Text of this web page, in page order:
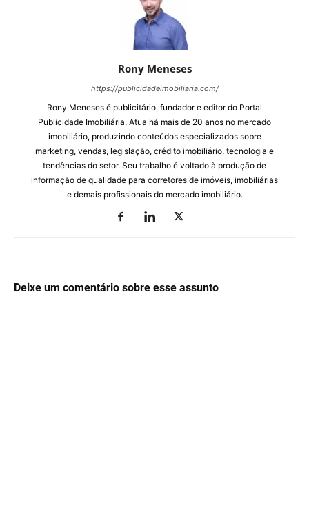
Rony Meneses
https://publicidadeimobiliaria.com/
Rony Meneses é publicitário, fundador e editor do Portal
Publicidade Imobiliária. Atua há mais de 20 anos no mercado
imobiliário, produzindo conteúdos especializados sobre
marketing, vendas, legislação, crédito imobiliário, tecnologia e
tendências do setor. Seu trabalho é voltado à produção de
informação de qualidade para corretores de imóveis, imobiliárias
e demais profissionais do mercado imobiliário.
Deixe um comentário sobre esse assunto